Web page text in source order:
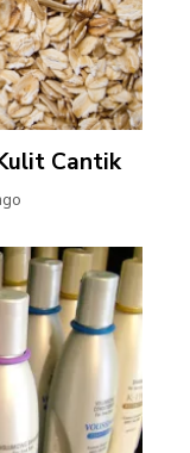
Cantik